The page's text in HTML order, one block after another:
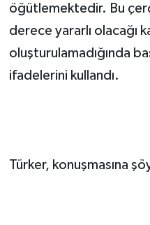
öğütlemektedir. Bu
derece yararlı olacağı
oluşturulamadığında
ifadelerini kullandı.
Türker, konuşmasına